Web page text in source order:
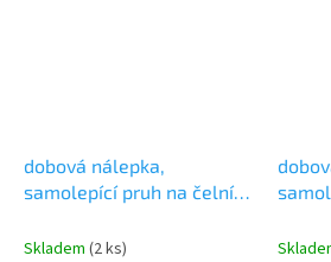
dobová nálepka,
samolepící pruh na čelní
černá Škoda Felicia
Skladem (2 ks)